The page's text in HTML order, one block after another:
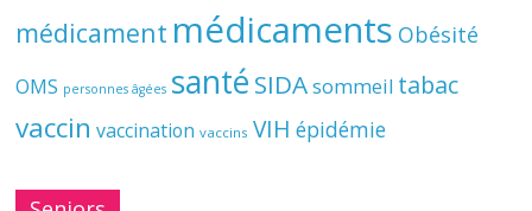
médicament médicaments Obésité
OMS personnes âgées santé SIDAsommeil tabac
vaccin vaccination vaccins VIH épidémie